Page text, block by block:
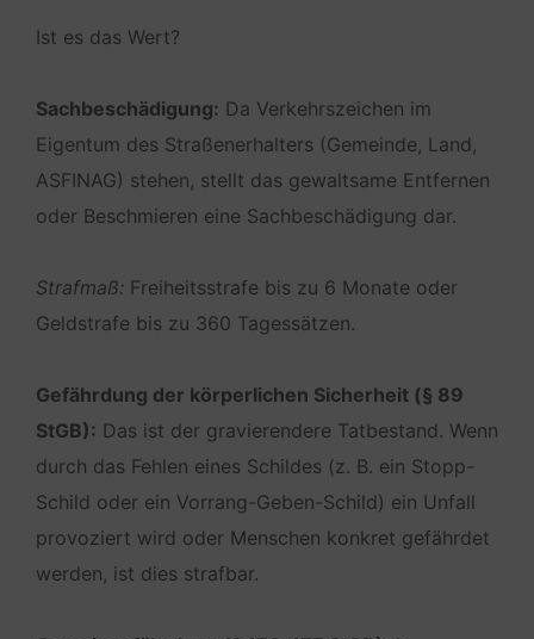
Ist es das Wert?
Sachbeschädigung: Da Verkehrszeichen im
Eigentum des Straßenerhalters (Gemeinde, Land,
ASFINAG) stehen, stellt das gewaltsame Entfernen
oder Beschmieren eine Sachbeschädigung dar.
Strafmaß: Freiheitsstrafe bis zu 6 Monate oder
Geldstrafe bis zu 360 Tagessätzen.
Gefährdung der körperlichen Sicherheit (§ 89
StGB): Das ist der gravierendere Tatbestand. Wenn
durch das Fehlen eines Schildes (z. B. ein Stopp-
Schild oder ein Vorrang-Geben-Schild) ein Unfall
provoziert wird oder Menschen konkret gefährdet
werden, ist dies strafbar.